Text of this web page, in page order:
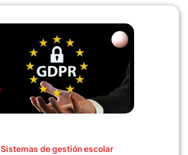
Sistemas de gestión escolar